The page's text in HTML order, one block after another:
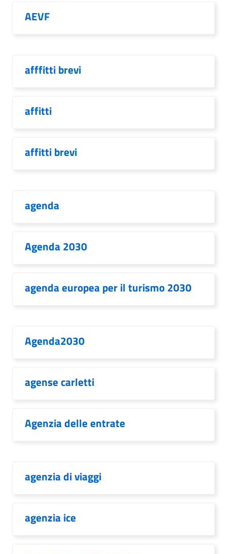
AEVF
afffitti brevi
affitti
affitti brevi
agenda
Agenda 2030
agenda europea per il turismo 2030
Agenda2030
agense carletti
Agenzia delle entrate
agenzia di viaggi
agenzia ice